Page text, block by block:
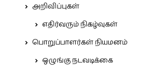
அறிவிப்புகள்
எதிர்வரும் நிகழ்வுகள்
பொறுப்பாளர்கள் நியமனம்
ஒழுங்கு நடவடிக்கை